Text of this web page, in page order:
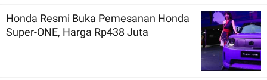
Honda Resmi Buka Pemesanan Honda
Super-ONE, Harga Rp438 Juta